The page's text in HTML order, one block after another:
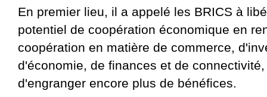
En premier lieu, il a appelé les BRICS à
potentiel de coopération économique en
coopération en matière de commerce,
d'économie, de finances et de
d'engranger encore plus de bénéfices.